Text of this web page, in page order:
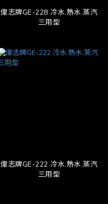
偉志牌GE-228 冷水.熱水.蒸汽
三用型
偉志牌GE-222 冷水.熱水.蒸汽
三用型